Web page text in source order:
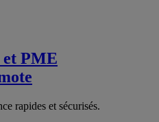
et PME
rapides et sécurisés.